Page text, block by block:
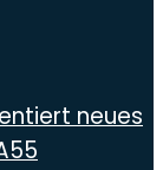
neues